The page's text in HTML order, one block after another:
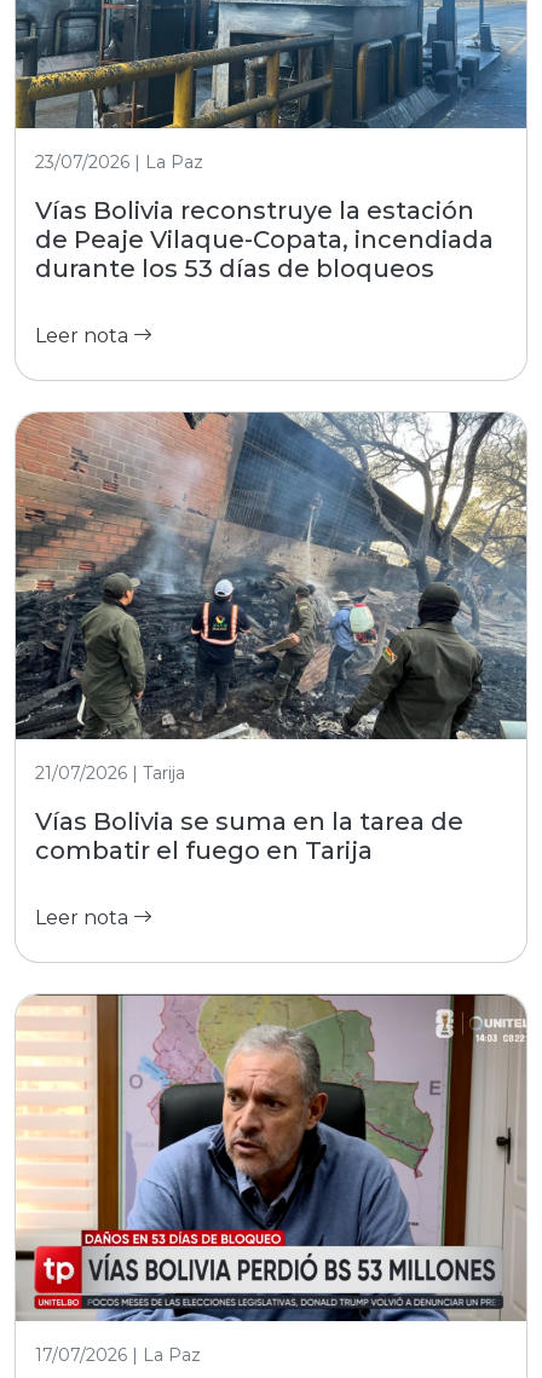
23/07/2026 | La Paz
Vías Bolivia reconstruye la estación
de Peaje Vilaque-Copata, incendiada
durante los 53 días de bloqueos
Leer nota
21/07/2026 | Tarija
Vías Bolivia se suma en la tarea de
combatir el fuego en Tarija
Leer nota
17/07/2026 | La Paz